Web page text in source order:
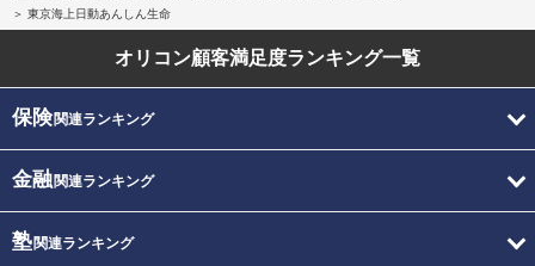
東京海上日動あんしん生命
オリコン顧客満足度ランキング一覧
保険関連ランキング
金融関連ランキング
塾関連ランキング